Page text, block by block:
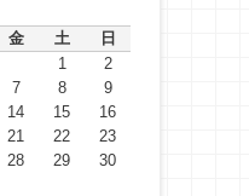
金 土 日
1
2
7 8
9
14 15
16
21 22
23
28 29
30